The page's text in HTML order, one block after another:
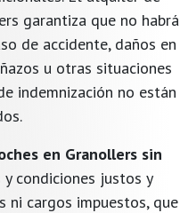
garantiza que no habrá
de accidente, daños en
u otras situaciones
indemnización no están
en Granollers sin
condiciones justos y
ni cargos impuestos, que